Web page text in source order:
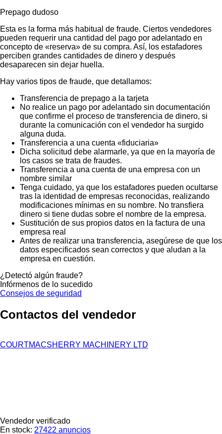
Prepago dudoso
Esta es la forma más habitual de fraude. Ciertos vendedores
pueden requerir una cantidad del pago por adelantado en
concepto de «reserva» de su compra. Así, los estafadores
perciben grandes cantidades de dinero y después
desaparecen sin dejar huella.
Hay varios tipos de fraude, que detallamos:
Transferencia de prepago a la tarjeta
No realice un pago por adelantado sin documentación
que confirme el proceso de transferencia de dinero, si
durante la comunicación con el vendedor ha surgido
alguna duda.
Transferencia a una cuenta «fiduciaria»
Dicha solicitud debe alarmarle, ya que en la mayoría de
los casos se trata de fraudes.
Transferencia a una cuenta de una empresa con un
nombre similar
Tenga cuidado, ya que los estafadores pueden ocultarse
tras la identidad de empresas reconocidas, realizando
modificaciones mínimas en su nombre. No transfiera
dinero si tiene dudas sobre el nombre de la empresa.
Sustitución de sus propios datos en la factura de una
empresa real
Antes de realizar una transferencia, asegúrese de que los
datos especificados sean correctos y que aludan a la
empresa en cuestión.
¿Detectó algún fraude?
Infórmenos de lo sucedido
Consejos de seguridad
Contactos del vendedor
COURTMACSHERRY MACHINERY LTD
Vendedor verificado
En stock: 27422 anuncios